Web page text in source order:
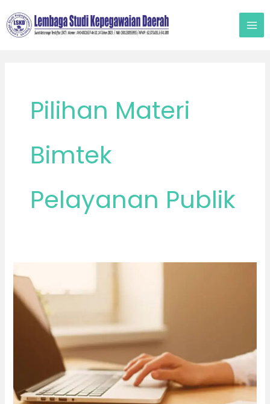
ke
konten
Pilihan Materi
Bimtek
Pelayanan Publik
Pelayanan
Publik